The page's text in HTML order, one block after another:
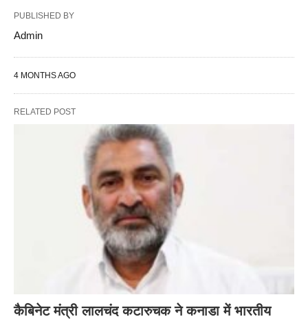
PUBLISHED BY
Admin
4 MONTHS AGO
RELATED POST
कैबिनेट मंत्री लालचंद कटारुचक ने कनाडा में भारतीय